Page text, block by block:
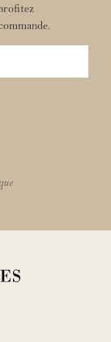
Carrière Frères